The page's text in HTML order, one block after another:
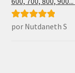
Valorado con
por Nutdaneth S